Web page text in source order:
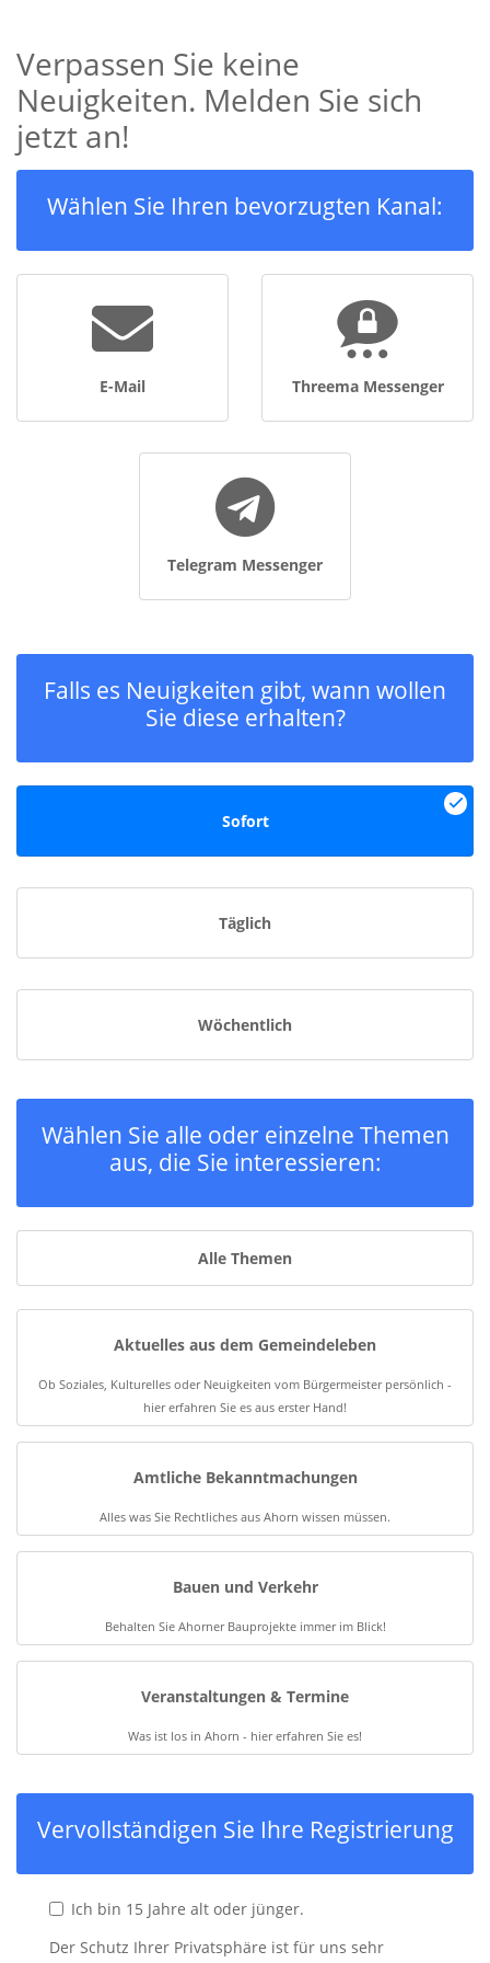
Verpassen Sie keine
Neuigkeiten. Melden Sie sich
jetzt an!
Wählen Sie Ihren bevorzugten Kanal:
E-Mail Threema Messenger
Telegram Messenger
Falls es Neuigkeiten gibt, wann wollen
Sie diese erhalten?
Sofort
Täglich
Wöchentlich
Wählen Sie alle oder einzelne Themen
aus, die Sie interessieren:
Alle Themen
Aktuelles aus dem Gemeindeleben
Ob Soziales, Kulturelles oder Neuigkeiten vom Bürgermeister persönlich -
hier erfahren Sie es aus erster Hand!
Amtliche Bekanntmachungen
Alles was Sie Rechtliches aus Ahorn wissen müssen.
Bauen und Verkehr
Behalten Sie Ahorner Bauprojekte immer im Blick!
Veranstaltungen & Termine
Was ist los in Ahorn - hier erfahren Sie es!
Vervollständigen Sie Ihre Registrierung
Ich bin 15 Jahre alt oder jünger.
Der Schutz Ihrer Privatsphäre ist für uns sehr